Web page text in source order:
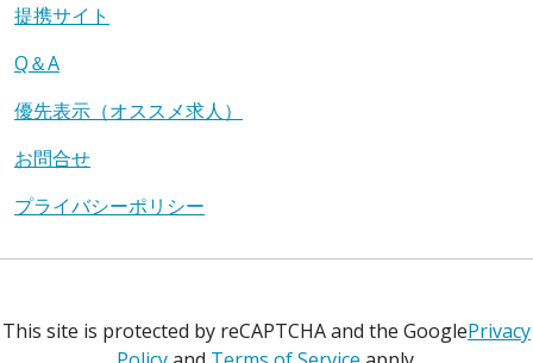
提携サイト
Q＆A
優先表示（オススメ求人）
お問合せ
プライバシーポリシー
This site is protected by reCAPTCHA and the GooglePrivacy